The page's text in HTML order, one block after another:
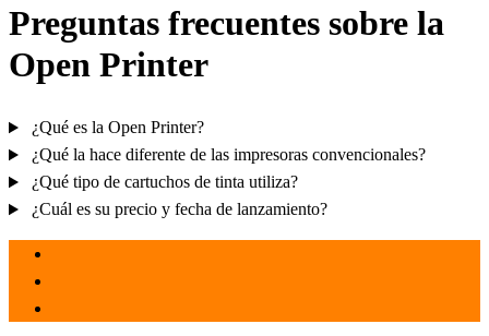
Preguntas frecuentes sobre la
Open Printer
¿Qué es la Open Printer?
¿Qué la hace diferente de las impresoras convencionales?
¿Qué tipo de cartuchos de tinta utiliza?
¿Cuál es su precio y fecha de lanzamiento?